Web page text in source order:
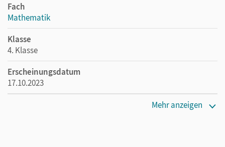
Fach
Mathematik
Klasse
4. Klasse
Erscheinungsdatum
17.10.2023
Mehr anzeigen